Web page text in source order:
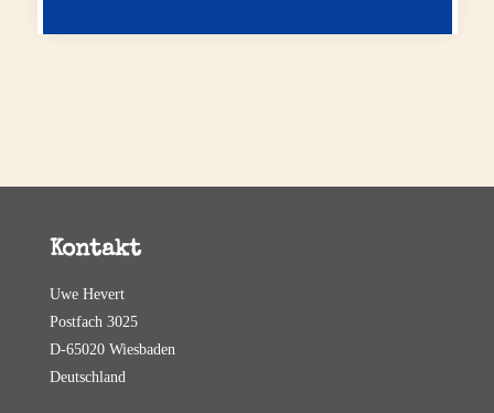
Kontakt
Uwe Hevert
Postfach 3025
D-65020 Wiesbaden
Deutschland